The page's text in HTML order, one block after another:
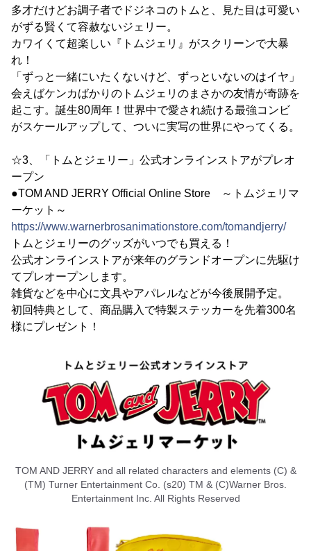
多才だけどお調子者でドジネコのトムと、見た目は可愛い
がずる賢くて容赦ないジェリー。
カワイくて超楽しい『トムジェリ』がスクリーンで大暴
れ！
「ずっと一緒にいたくないけど、ずっといないのはイヤ」
会えばケンカばかりのトムジェリのまさかの友情が奇跡を
起こす。誕生80周年！世界中で愛され続ける最強コンビ
がスケールアップして、ついに実写の世界にやってくる。
☆3、「トムとジェリー」公式オンラインストアがプレオ
ープン
●TOM AND JERRY Official Online Store ～トムジェリマ
ーケット～
https://www.warnerbrosanimationstore.com/tomandjerry/
トムとジェリーのグッズがいつでも買える！
公式オンラインストアが来年のグランドオープンに先駆け
てプレオープンします。
雑貨などを中心に文具やアパレルなどが今後展開予定。
初回特典として、商品購入で特製ステッカーを先着300名
様にプレゼント！
TOM AND JERRY and all related characters and elements (C) &
(TM) Turner Entertainment Co. (s20) TM & (C)Warner Bros.
Entertainment Inc. All Rights Reserved